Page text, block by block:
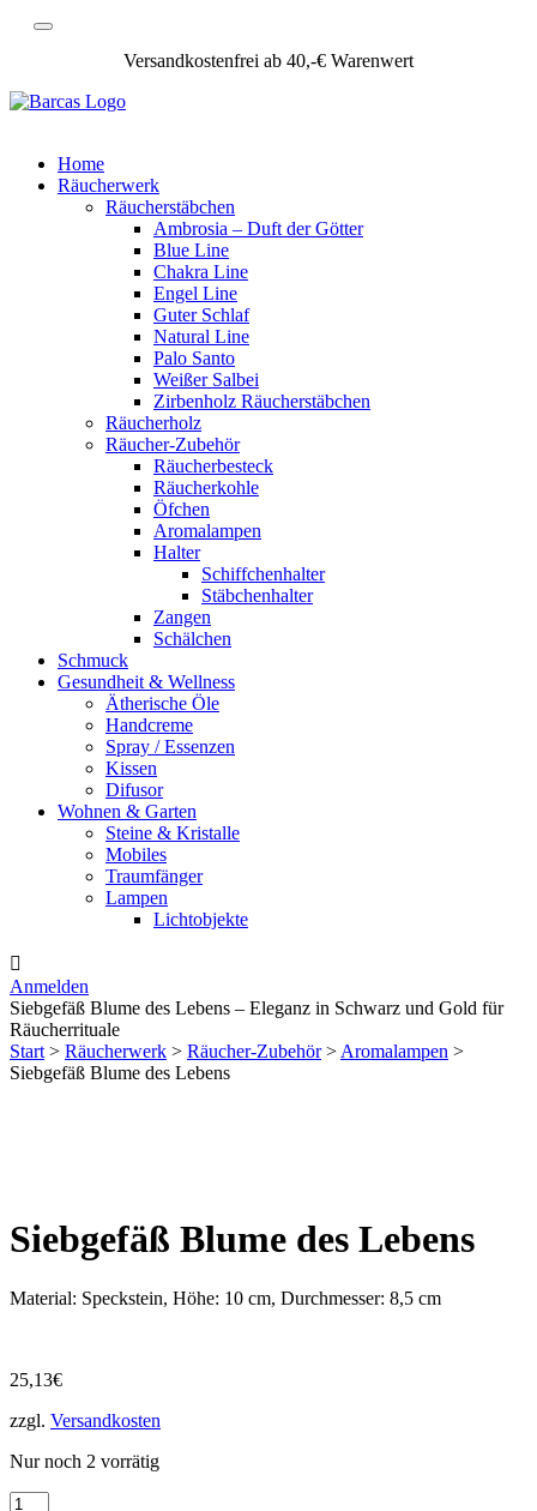
Versandkostenfrei ab 40,-€ Warenwert
Home
Räucherwerk
Räucherstäbchen
Ambrosia – Duft der Götter
Blue Line
Chakra Line
Engel Line
Guter Schlaf
Natural Line
Palo Santo
Weißer Salbei
Zirbenholz Räucherstäbchen
Räucherholz
Räucher-Zubehör
Räucherbesteck
Räucherkohle
Öfchen
Aromalampen
Halter
Schiffchenhalter
Stäbchenhalter
Zangen
Schälchen
Schmuck
Gesundheit & Wellness
Ätherische Öle
Handcreme
Spray / Essenzen
Kissen
Difusor
Wohnen & Garten
Steine & Kristalle
Mobiles
Traumfänger
Lampen
Lichtobjekte

Anmelden
Siebgefäß Blume des Lebens – Eleganz in Schwarz und Gold für
Räucherrituale
Start > Räucherwerk > Räucher-Zubehör> Aromalampen >
Siebgefäß Blume des Lebens
Siebgefäß Blume des Lebens
Material: Speckstein, Höhe: 10 cm, Durchmesser: 8,5 cm
25,13€
zzgl. Versandkosten
Nur noch 2 vorrätig
Siebgefäß